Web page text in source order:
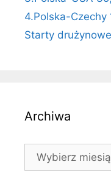
4.Polska-Czechy
Starty
Archiwa
Archiwa